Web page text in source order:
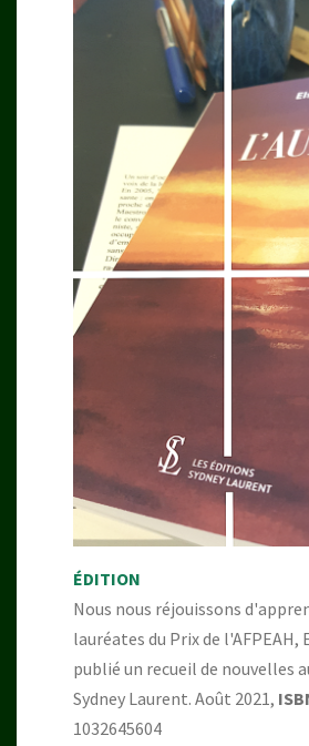
ÉDITION
Nous nous réjouissons
lauréates du Prix de l'AFPEAH,
publié un recueil de nouvelles
Sydney Laurent. Août 2021,
1032645604